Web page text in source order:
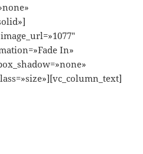
In»